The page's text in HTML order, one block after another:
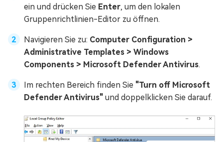
ein und drücken Sie Enter, um den lokalen
Gruppenrichtlinien-Editor zu öffnen.
Navigieren Sie zu: Computer Configuration >
Administrative Templates > Windows
Components > Microsoft Defender Antivirus.
Im rechten Bereich finden Sie "Turn off Microsoft
Defender Antivirus" und doppelklicken Sie darauf.